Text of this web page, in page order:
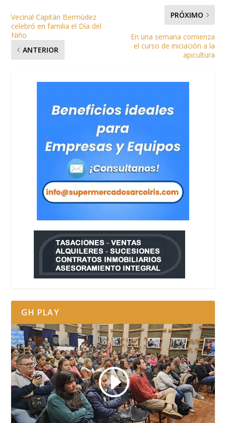
Vecinal Capitán Bermúdez
celebró en familia el Día del
Niño
ANTERIOR
PRÓXIMO
En una semana comienza
el curso de iniciación a la
apicultura
GH PLAY